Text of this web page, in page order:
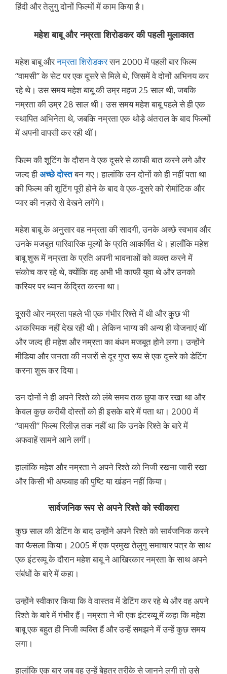
हिंदी और तेलुगु दोनों फिल्मों में काम किया है।
महेश बाबू और नम्रता शिरोडकर की पहली मुलाकात
महेश बाबू औरनम्रता शिरोडकरसन 2000 में पहली बार फिल्म
“वामसी” के सेट पर एक दूसरे से मिले थे, जिसमें वे दोनों अभिनय कर
रहे थे। उस समय महेश बाबू की उम्र महज 25 साल थी, जबकि
नम्रता की उम्र 28 साल थी। उस समय महेश बाबू पहले से ही एक
स्थापित अभिनेता थे, जबकि नम्रता एक थोड़े अंतराल के बाद फिल्मों
में अपनी वापसी कर रही थीं।
फिल्म की शूटिंग के दौरान वे एक दूसरे से काफी बात करने लगे और
जल्द हीअच्छे दोस्तबन गए। हालांकि उन दोनों को ही नहीं पता था
की फिल्म की शूटिंग पूरी होने के बाद वे एक-दूसरे को रोमांटिक और
प्यार की नज़रो से देखने लगेंगे।
महेश बाबू के अनुसार वह नम्रता की सादगी, उनके अच्छे स्वभाव और
उनके मजबूत पारिवारिक मूल्यों के प्रति आकर्षित थे। हालाँकि महेश
बाबू शुरू में नम्रता के प्रति अपनी भावनाओं को व्यक्त करने में
संकोच कर रहे थे, क्योंकि वह अभी भी काफी युवा थे और उनको
करियर पर ध्यान केंद्रित करना था।
दूसरी ओर नम्रता पहले भी एक गंभीर रिश्ते में थी और कुछ भी
आकस्मिक नहीं देख रही थी। लेकिन भाग्य की अन्य ही योजनाएं थीं
और जल्द ही महेश और नम्रता का बंधन मजबूत होने लगा। उन्होंने
मीडिया और जनता की नजरों से दूर गुप्त रूप से एक दूसरे को डेटिंग
करना शुरू कर दिया।
उन दोनों ने ही अपने रिश्ते को लंबे समय तक छुपा कर रखा था और
केवल कुछ करीबी दोस्तों को ही इसके बारे में पता था। 2000 में
“वामसी” फिल्म रिलीज़ तक नहीं था कि उनके रिश्ते के बारे में
अफवाहें सामने आने लगीं।
हालांकि महेश और नम्रता ने अपने रिश्ते को निजी रखना जारी रखा
और किसी भी अफवाह की पुष्टि या खंडन नहीं किया।
सार्वजनिक रूप से अपने रिश्ते को स्वीकारा
कुछ साल की डेटिंग के बाद उन्होंने अपने रिश्ते को सार्वजनिक करने
का फैसला किया। 2005 में एक प्रमुख तेलुगु समाचार पत्र के साथ
एक इंटरव्यू के दौरान महेश बाबू ने आखिरकार नम्रता के साथ अपने
संबंधों के बारे में कहा।
उन्होंने स्वीकार किया कि वे वास्तव में डेटिंग कर रहे थे और वह अपने
रिश्ते के बारे में गंभीर हैं। नम्रता ने भी एक इंटरव्यू में कहा कि महेश
बाबू एक बहुत ही निजी व्यक्ति हैं और उन्हें समझने में उन्हें कुछ समय
लगा।
हालांकि एक बार जब वह उन्हें बेहतर तरीके से जानने लगी तो उसे